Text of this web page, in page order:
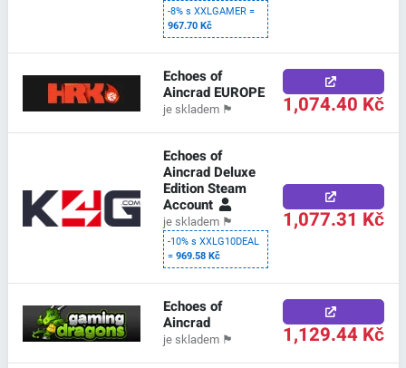
-8% s XXLGAMER =
967.70 Kč
Echoes of
Aincrad EUROPE
je skladem 🏴 1,074.40 Kč
Echoes of
Aincrad Deluxe
Edition Steam
Account
je skladem 🏴
-10% s XXLG10DEAL
=969.58 Kč
1,077.31 Kč
Echoes of
Aincrad
je skladem 🏴 1,129.44 Kč